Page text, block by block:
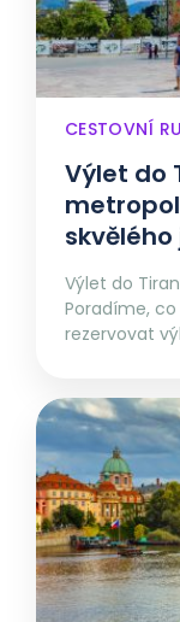
CESTOVNÍ
Výlet do
Výlet do
Poradíme,
rezervovat